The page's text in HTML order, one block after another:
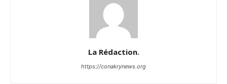
La Rédaction.
https://conakrynews.org